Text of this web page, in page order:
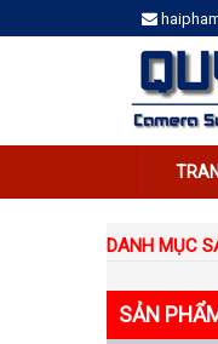
DANH MỤC
SẢN